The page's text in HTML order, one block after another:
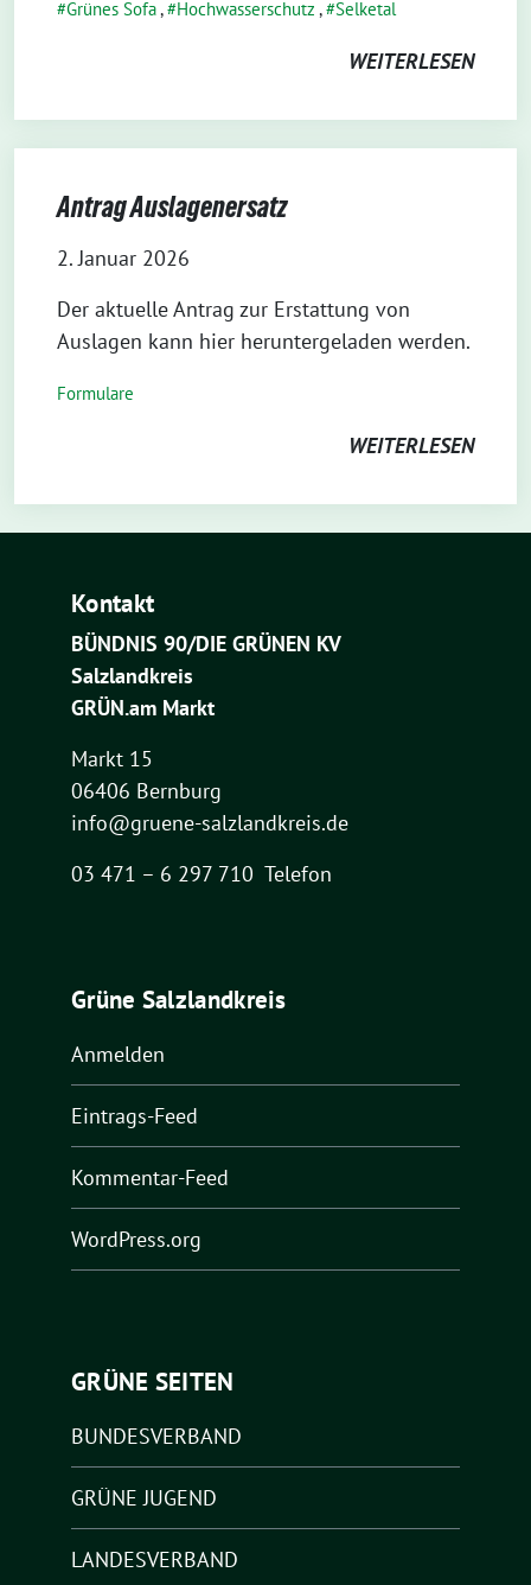
Grünes Sofa, Hochwasserschutz , Selketal
WEITERLESEN
Antrag Auslagenersatz
2. Januar 2026
Der aktuelle Antrag zur Erstattung von
Auslagen kann hier heruntergeladen werden.
Formulare
WEITERLESEN
Kontakt
BÜNDNIS 90/DIE GRÜNEN KV
Salzlandkreis
GRÜN.am Markt
Markt 15
06406 Bernburg
info@gruene-salzlandkreis.de
03 471 – 6 297 710 Telefon
Grüne Salzlandkreis
Anmelden
Eintrags-Feed
Kommentar-Feed
WordPress.org
GRÜNE SEITEN
BUNDESVERBAND
GRÜNE JUGEND
LANDESVERBAND